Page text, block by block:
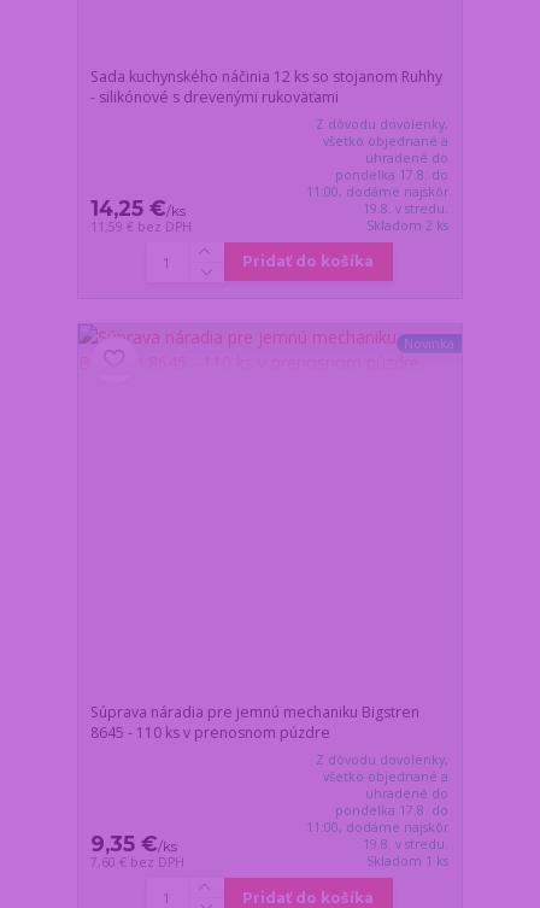
Sada kuchynského náčinia 12 ks so stojanom Ruhhy
- silikónové s drevenými rukoväťami
14,25 €/ks
11,59 € bez DPH
Z dôvodu dovolenky,
všetko objednané a
uhradené do
pondelka 17.8. do
11:00, dodáme najskôr
19.8. v stredu.
Skladom 2 ks
Pridať do košíka
Novinka
Súprava náradia pre jemnú mechaniku Bigstren
8645 - 110 ks v prenosnom púzdre
9,35 €/ks
7,60 € bez DPH
Z dôvodu dovolenky,
všetko objednané a
uhradené do
pondelka 17.8. do
11:00, dodáme najskôr
19.8. v stredu.
Skladom 1 ks
Pridať do košíka